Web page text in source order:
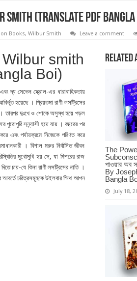
(Translate PDF Bangla
Books, Wilbur Smith Leave a comment
Related
The
পাওয়ার অব
By
Bangla
July 18,
Wilbur smith
Boi)
দ্য সেভেন স্ক্রোল-এর ধারাবাহিকতায়
হয়েছে । প্রিয়তমা রাণী লসট্রিসের
তারপর দুঃখে ও শােকে অসুস্থ হয়ে পড়ল
পুরােপুরি সন্ন্যাসী হয়ে যায় । বছরের পর
এবং পর্যায়ক্রমে নিজেকে পরিণত করে
। বিশাল মরুর নির্বাসিত জীবন
মুখোমুখি হয় সে, যা মিশরের রাজ
চায়-যে কিনা রাণী লসট্রিসের নাতি ।
চরিত্রসমূহকে উইলবার স্মিথ আপন